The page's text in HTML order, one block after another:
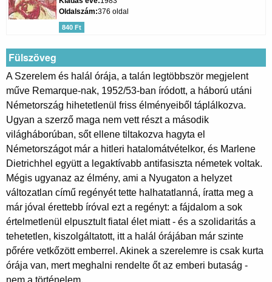
Oldalszám 376 oldal
840 Ft
Fülszöveg
A Szerelem és halál órája, a talán legtöbbször megjelent
műve Remarque-nak, 1952/53-ban íródott, a háború utáni
Németország hihetetlenül friss élményeiből táplálkozva.
Ugyan a szerző maga nem vett részt a második
világháborúban, sőt ellene tiltakozva hagyta el
Németországot már a hitleri hatalomátvételkor, és Marlene
Dietrichhel együtt a legaktívabb antifasiszta németek voltak.
Mégis ugyanaz az élmény, ami a Nyugaton a helyzet
változatlan című regényét tette halhatatlanná, íratta meg a
már jóval érettebb íróval ezt a regényt: a fájdalom a sok
értelmetlenül elpusztult fiatal élet miatt - és a szolidaritás a
tehetetlen, kiszolgáltatott, itt a halál órájában már szinte
pőrére vetkőzött emberrel. Akinek a szerelemre is csak kurta
órája van, mert meghalni rendelte őt az emberi butaság -
nem a történelem.